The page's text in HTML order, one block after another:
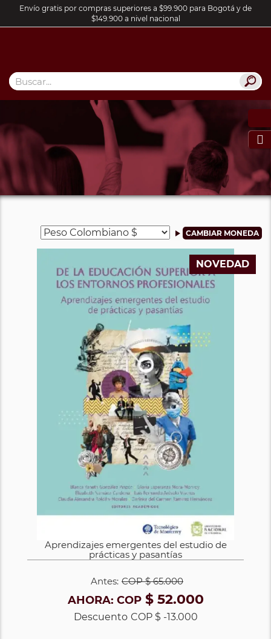
Envío gratis por compras superiores a $99.900 para Bogotá y de
$149.900 a nivel nacional

NOVEDAD
Aprendizajes emergentes del estudio de
prácticas y pasantías
Antes: COP$ 65.000
AHORA: COP$ 52.000
Descuento COP $ -13.000